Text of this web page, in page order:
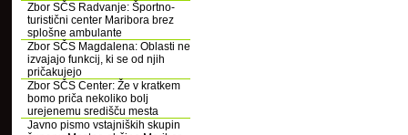
Zbor SČS Radvanje: Športno-
turistični center Maribora brez
splošne ambulante
Zbor SČS Magdalena: Oblasti ne
izvajajo funkcij, ki se od njih
pričakujejo
Zbor SČS Center: Že v kratkem
bomo priča nekoliko bolj
urejenemu središču mesta
Javno pismo vstajniških skupin